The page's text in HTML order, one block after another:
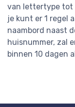
van lettertype tot
je kunt er 1 regel
naambord naast
huisnummer, zal
binnen 10 dagen